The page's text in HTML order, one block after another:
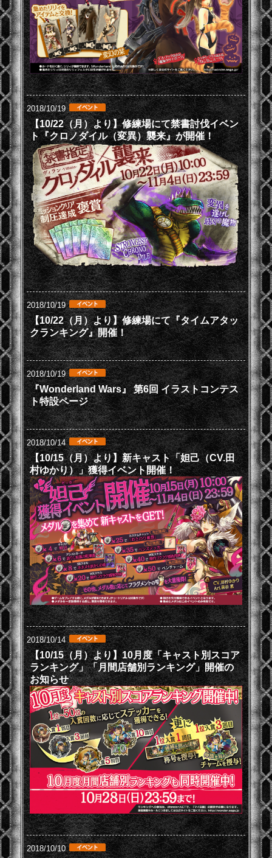
2018/10/19
【10/22（月）より】修練場にて禁書討伐イベン
ト『クロノダイル（変異）襲来』が開催！
2018/10/19
【10/22（月）より】修練場にて『タイムアタッ
クランキング』開催！
2018/10/19
『Wonderland Wars』 第6回 イラストコンテス
ト特設ページ
2018/10/14
【10/15（月）より】新キャスト「妲己（CV.田
村ゆかり）」獲得イベント開催！
2018/10/14
【10/15（月）より】10月度「キャスト別スコア
ランキング」「月間店舗別ランキング」開催の
お知らせ
2018/10/10